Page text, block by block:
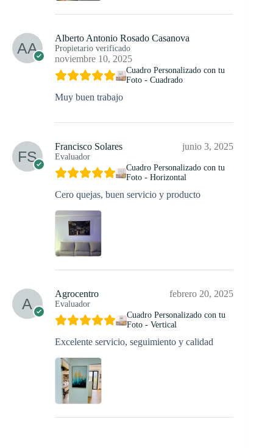
Alberto Antonio Rosado Casanova
Propietario verificado
noviembre 10, 2025
Cuadro Personalizado con tu
Foto - Cuadrado
Muy buen trabajo
Francisco Solares
Evaluador
junio 3, 2025
Cuadro Personalizado con tu
Foto - Horizontal
Cero quejas, buen servicio y producto
Agrocentro
Evaluador
febrero 20, 2025
Cuadro Personalizado con tu
Foto - Vertical
Excelente servicio, seguimiento y calidad